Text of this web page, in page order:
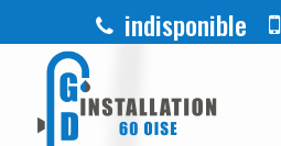
indisponible